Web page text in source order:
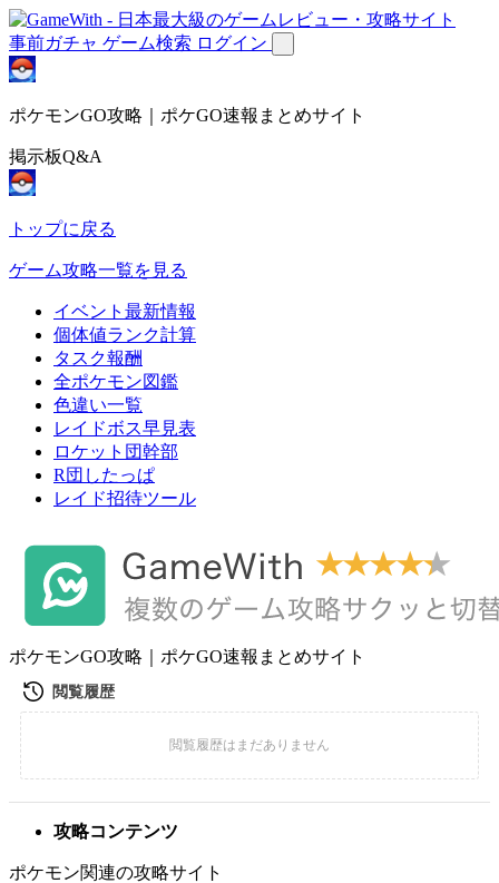
事前ガチャ ゲーム検索 ログイン
ポケモンGO攻略｜ポケGO速報まとめサイト
掲示板Q&A
トップに戻る
ゲーム攻略一覧を見る
イベント最新情報
個体値ランク計算
タスク報酬
全ポケモン図鑑
色違い一覧
レイドボス早見表
ロケット団幹部
R団したっぱ
レイド招待ツール
ポケモンGO攻略｜ポケGO速報まとめサイト
攻略コンテンツ
ポケモン関連の攻略サイト